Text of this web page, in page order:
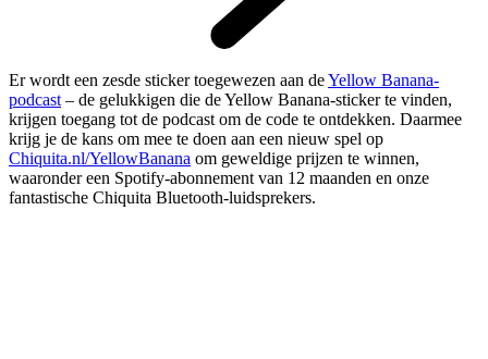
Er wordt een zesde sticker toegewezen aan deYellow Banana-
podcast – de gelukkigen die de Yellow Banana-sticker te vinden,
krijgen toegang tot de podcast om de code te ontdekken. Daarmee
krijg je de kans om mee te doen aan een nieuw spel op
Chiquita.nl/YellowBanana om geweldige prijzen te winnen,
waaronder een Spotify-abonnement van 12 maanden en onze
fantastische Chiquita Bluetooth-luidsprekers.